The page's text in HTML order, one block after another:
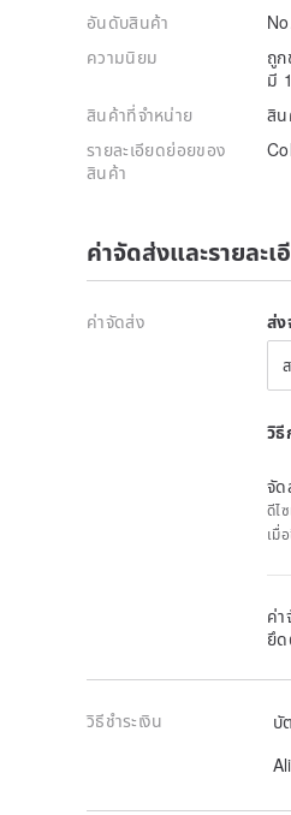
อันดับสินค้า
ความนิยม
ถู
มี
สินค้าที่จำหน่าย
สิ
รายละเอียดย่อยของ
สินค้า
ค่าจัดส่งและรายละ
ค่าจัดส่ง ส่ง
วิธี
จัด
ดีไ
เมื่
ค่า
ยึ
วิธีชำระเงิน
บั